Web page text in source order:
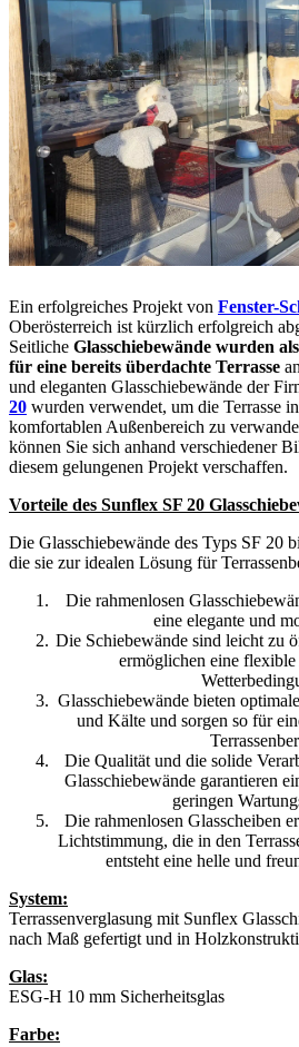
Ein erfolgreiches Projekt von Fenster-
Oberösterreich ist kürzlich erfolgreich
Seitliche Glasschiebewände wurden
für eine bereits überdachte Terrasse
und eleganten Glasschiebewände der
20 wurden verwendet, um die Terrasse
komfortablen Außenbereich zu
können Sie sich anhand verschiedener
diesem gelungenen Projekt verschaffen.
Vorteile des Sunflex SF 20
Die Glasschiebewände des Typs SF 20
die sie zur idealen Lösung für
Die rahmenlosen
eine elegante und
Die Schiebewände sind leicht zu
ermöglichen eine flexible
Glasschiebewände bieten
und Kälte und sorgen so für
Die Qualität und die solide
Glasschiebewände garantieren
geringen
Die rahmenlosen Glasscheiben
Lichtstimmung, die in den
entsteht eine helle und
System:
Terrassenverglasung mit Sunflex
nach Maß gefertigt und in
Glas:
ESG-H 10 mm Sicherheitsglas
Farbe: